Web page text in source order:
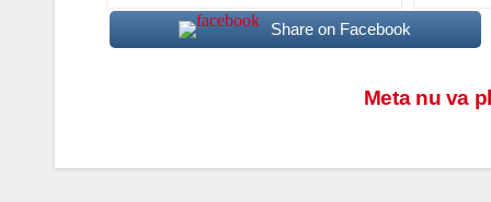
Share on Facebook
Meta nu va